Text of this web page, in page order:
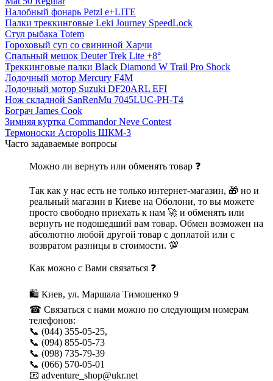
Налобный фонарь Petzl e+LITE
Палки треккинговые Leki Journey SpeedLock
Стул рыбака Totem
Гороховый суп со свининой Харчи
Спальный мешок Deuter Trek Lite +8°
Треккинговые палки Black Diamond W Trail Pro Shock
Лодочный мотор Mercury F4M
Лодочный мотор Suzuki DF20ARL EFI
Нож складной SanRenMu 7045LUC-PH-T4
Бограч James Cook
Зимняя куртка Commandor Neve Contest
Термоноски Acropolis ШКМ-3
Часто задаваемые вопросы
Можно ли вернуть или обменять товар ❓
Так как у нас есть не только интернет-магазин, 🎁 но и
реальный магазин в Киеве на Оболони, то вы можете
просто свободно приехать к нам 🚀 и обменять или
вернуть не подошедший вам товар. Обмен возможен на
абсолютно любой другой товар с доплатой или с
возвратом разницы в стоимости. 💯
Как можно с Вами связаться ❓
🛍 Киев, ул. Маршала Тимошенко 9
☎ Связаться с нами можно по следующим номерам
телефонов:
📞 (044) 355-05-25,
📞 (094) 855-05-73
📞 (098) 735-79-39
📞 (066) 570-05-01
📧 adventure_shop@ukr.net